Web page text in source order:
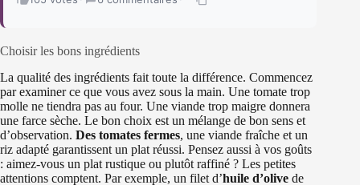
Choisir les bons ingrédients
La qualité des ingrédients fait toute la différence. Commencez
par examiner ce que vous avez sous la main. Une tomate trop
molle ne tiendra pas au four. Une viande trop maigre donnera
une farce sèche. Le bon choix est un mélange de bon sens et
d’observation. Des tomates fermes, une viande fraîche et un
riz adapté garantissent un plat réussi. Pensez aussi à vos goûts
: aimez-vous un plat rustique ou plutôt raffiné ? Les petites
attentions comptent. Par exemple, un filet d’huile d’olive de